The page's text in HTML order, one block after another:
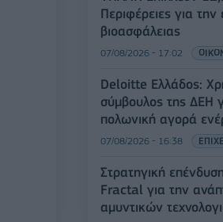
Περιφέρειες για την
βιοασφάλειας
07/08/2026 - 17:02
Deloitte Ελλάδος:
σύμβουλος της ΔΕΗ
πολωνική αγορά
07/08/2026 - 16:38
Στρατηγική
Fractal για την
αμυντικών